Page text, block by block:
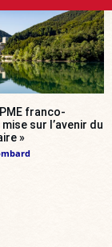
franco-
sur l’avenir du
»